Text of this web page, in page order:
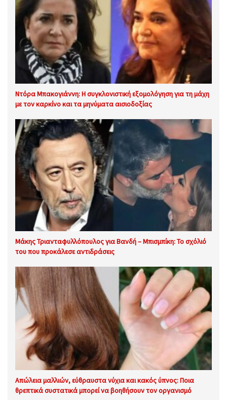
Ντόρα Μπακογιάννη: Η συγκλονιστική εξομολόγηση για τη μάχη
με τον καρκίνο και τα μηνύματα αισιοδοξίας
Μάκης Τριανταφυλλόπουλος για Βανδή – Μπισμπίκη: Το σχόλιό
του που προκάλεσε αντιδράσεις
Απώλεια μαλλιών, εύθραυστα νύχια και κακός ύπνος: Ποια
θρεπτικά συστατικά μπορεί να βοηθήσουν τον οργανισμό